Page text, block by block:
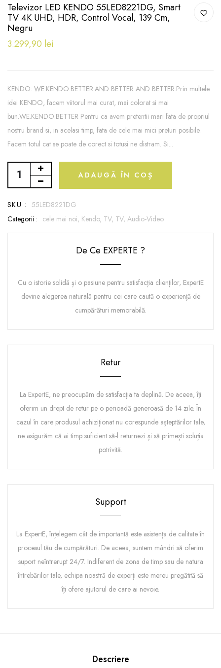
Televizor LED KENDO 55LED8221DG, Smart
TV 4K UHD, HDR, Control Vocal, 139 Cm,
Negru
3.299,90 lei
KENDO: WE.KENDO.BETTER.AND BETTER AND BETTER.Prin multele
idei KENDO, facem viitorul mai curat, mai colorat si mai
bun.WE.KENDO.BETTER Pentru ca avem pretentii mari fata de propriul
nostru brand si, in acelasi timp, fata de cele mai mici preturi posibile.
Facem totul cat se poate de corect si totusi ne distram. Si...
ADAUGĂ ÎN COȘ
SKU : 55LED8221DG
Categorii : cele mai noi, Kendo, TV, TV, Audio-Video
De Ce EXPERTE ?
Cu o istorie solidă și o pasiune pentru satisfacția clienților, ExpertE
devine alegerea naturală pentru cei care caută o experiență de
cumpărături memorabilă.
Retur
La ExpertE, ne preocupăm de satisfacția ta deplină. De aceea, îți
oferim un drept de retur pe o perioadă generoasă de 14 zile. În
cazul în care produsul achiziționat nu corespunde așteptărilor tale,
ne asigurăm că ai timp suficient să-l returnezi și să primești soluția
potrivită.
Support
La ExpertE, înțelegem cât de importantă este asistența de calitate în
procesul tău de cumpărături. De aceea, suntem mândri să oferim
suport neîntrerupt 24/7. Indiferent de zona de timp sau de natura
întrebărilor tale, echipa noastră de experți este mereu pregătită să
îți ofere ajutorul de care ai nevoie.
Descriere